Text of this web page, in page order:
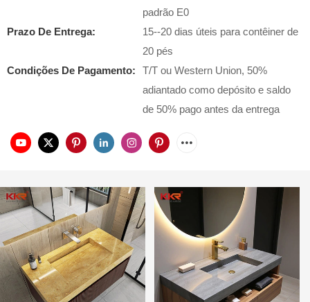
padrão E0
Prazo De Entrega:
15--20 dias úteis para contêiner de
20 pés
Condições De Pagamento:
T/T ou Western Union, 50%
adiantado como depósito e saldo
de 50% pago antes da entrega